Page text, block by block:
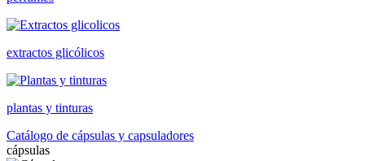
extractos glicólicos
plantas y tinturas
Catálogo de cápsulas y capsuladores
cápsulas